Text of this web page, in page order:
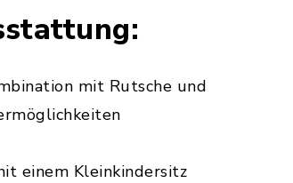
mit Rutsche und
einem Kleinkindersitz